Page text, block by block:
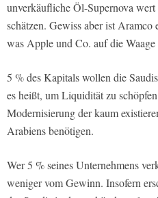
unverkäufliche Öl-Supernova
schätzen. Gewiss aber ist Aramco
was Apple und Co. auf die Waage
5 % des Kapitals wollen die
es heißt, um Liquidität zu
Modernisierung der kaum
Arabiens benötigen.
Wer 5 % seines Unternehmens
weniger vom Gewinn. Insofern